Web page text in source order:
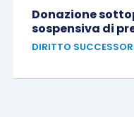
Donazione
sospensiva di
DIRITTO